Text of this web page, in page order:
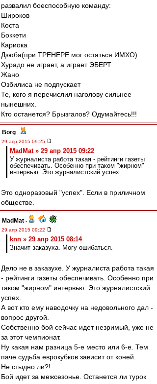
развалил боеспособную команду:
Широков
Коста
Боккети
Кариока
Дзюба(при ТРЕНЕРЕ мог остаться ИМХО)
Хурадо не играет, а играет ЭБЕРТ
Жано
Озбилиса не подпускает
Те, кого я перечислил наголову сильнее
нынешних.
Кто останется? Брызгалов? Одумайтесь!!!
Borg -
29 апр 2015 09:25
MadMat » 29 апр 2015 09:22
У журналиста работа такая - рейтинги газеты
обеспечивать. Особенно при таком "жирном"
интервью. Это журналистский успех.
Это одноразовый "успех". Если в приличном
обществе.
MadMat -
29 апр 2015 09:22
knn » 29 апр 2015 08:14
Значит заказуха. Могу ошибаться.
Дело не в заказухе. У журналиста работа такая
- рейтинги газеты обеспечивать. Особенно при
таком "жирном" интервью. Это журналистский
успех.
А вот кто ему наводочку на недовольного дал -
вопрос другой.
Собственно бой сейчас идет незримый, уже не
за этот чемпионат.
Ну какая нам разница 5-е место или 6-е. Тем
паче судьба еврокубков зависит от коней.
Не стыдно ли?!
Бой идет за межсезонье. Останется ли турок